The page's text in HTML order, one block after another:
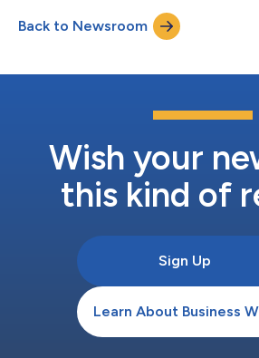
ambientes de pesquisa globais. Como
Rigaku está trabalhando com o imec, um
inovação em semicondutores líder
Back to Newsroom
Wish your
this kind of
Sign Up
Learn About Business